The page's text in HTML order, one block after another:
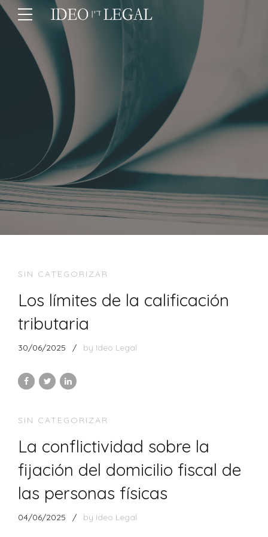
SIN CATEGORIZAR
Los límites de la calificación
tributaria
30/06/2025 by Ideo Legal
SIN CATEGORIZAR
La conflictividad sobre la
fijación del domicilio fiscal de
las personas físicas
04/06/2025 by Ideo Legal